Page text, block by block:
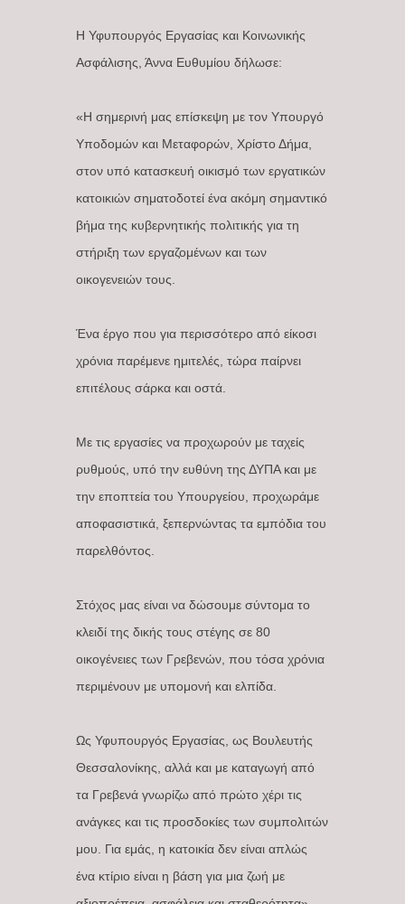
Η Υφυπουργός Εργασίας και Κοινωνικής
Ασφάλισης, Άννα Ευθυμίου δήλωσε:
«Η σημερινή μας επίσκεψη με τον Υπουργό
Υποδομών και Μεταφορών, Χρίστο Δήμα,
στον υπό κατασκευή οικισμό των εργατικών
κατοικιών σηματοδοτεί ένα ακόμη σημαντικό
βήμα της κυβερνητικής πολιτικής για τη
στήριξη των εργαζομένων και των
οικογενειών τους.
Ένα έργο που για περισσότερο από είκοσι
χρόνια παρέμενε ημιτελές, τώρα παίρνει
επιτέλους σάρκα και οστά.
Με τις εργασίες να προχωρούν με ταχείς
ρυθμούς, υπό την ευθύνη της ΔΥΠΑ και με
την εποπτεία του Υπουργείου, προχωράμε
αποφασιστικά, ξεπερνώντας τα εμπόδια του
παρελθόντος.
Στόχος μας είναι να δώσουμε σύντομα το
κλειδί της δικής τους στέγης σε 80
οικογένειες των Γρεβενών, που τόσα χρόνια
περιμένουν με υπομονή και ελπίδα.
Ως Υφυπουργός Εργασίας, ως Βουλευτής
Θεσσαλονίκης, αλλά και με καταγωγή από
τα Γρεβενά γνωρίζω από πρώτο χέρι τις
ανάγκες και τις προσδοκίες των συμπολιτών
μου. Για εμάς, η κατοικία δεν είναι απλώς
ένα κτίριο είναι η βάση για μια ζωή με